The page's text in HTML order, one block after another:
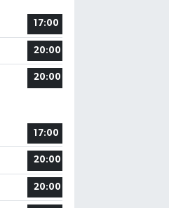
17:00
20:00
20:00
17:00
20:00
20:00